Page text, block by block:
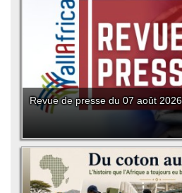
Revue de presse du 07 août 2026